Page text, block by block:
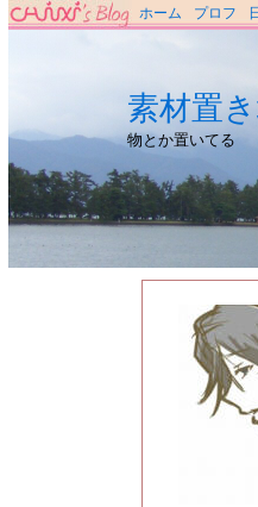
ホーム プロフ
素材置
物とか置いてる